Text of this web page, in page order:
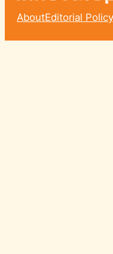
AboutEditorial Policy